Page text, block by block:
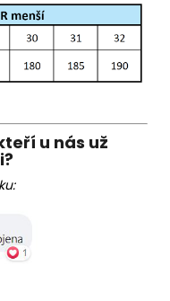
u nás už